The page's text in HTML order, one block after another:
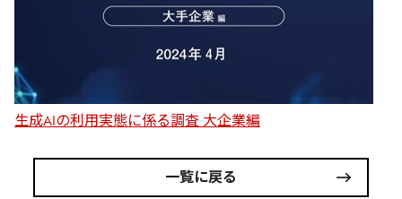
生成AIの利用実態に係る調査 大企業編
一覧に戻る